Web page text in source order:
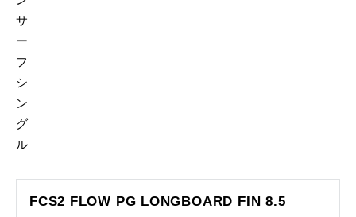
FCS2 FLOW PG LONGBOARD FIN 8.5